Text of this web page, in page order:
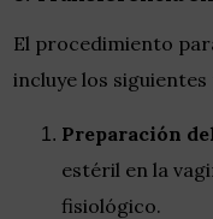
El procedimiento
incluye los siguientes
Preparación
estéril en la
fisiológico.